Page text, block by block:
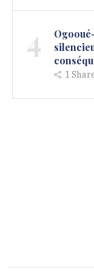
4
1